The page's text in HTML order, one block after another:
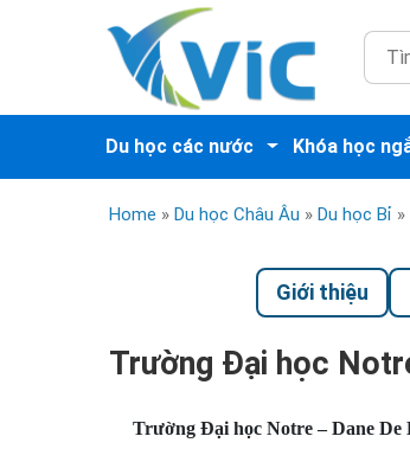
Du học các nước Khóa học
Home » Du học Châu Âu » Du học Bỉ »
Giới thiệu
Trường Đại học
Trường Đại học Notre – Dane De